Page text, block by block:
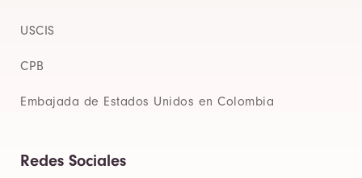
USCIS
CPB
Embajada de Estados Unidos en Colombia
Redes Sociales